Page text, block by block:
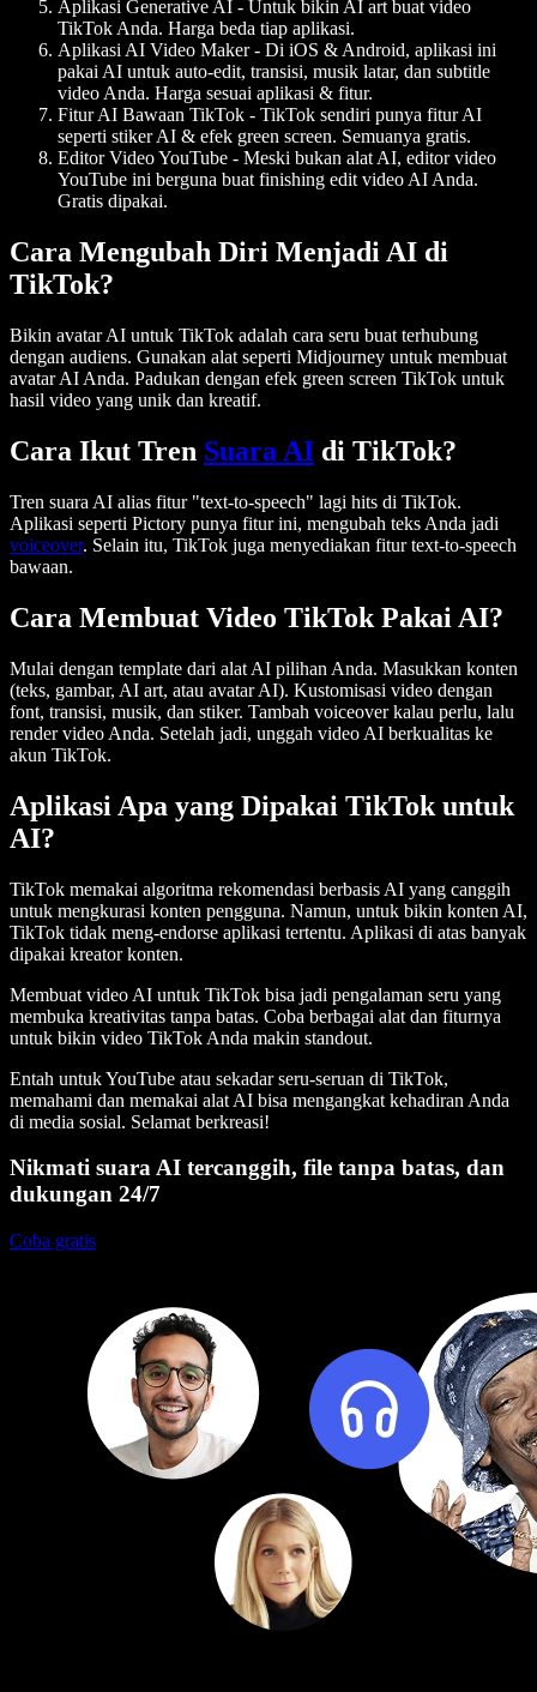
Aplikasi Generative AI - Untuk bikin AI art buat video
TikTok Anda. Harga beda tiap aplikasi.
Aplikasi AI Video Maker- Di iOS & Android, aplikasi ini
pakai AI untuk auto-edit, transisi, musik latar, dan subtitle
video Anda. Harga sesuai aplikasi & fitur.
Fitur AI Bawaan TikTok - TikTok sendiri punya fitur AI
seperti stiker AI & efek green screen. Semuanya gratis.
Editor Video YouTube - Meski bukan alat AI, editor video
YouTube ini berguna buat finishing edit video AI Anda.
Gratis dipakai.
Cara Mengubah Diri Menjadi AI di
TikTok?
Bikin avatar AI untuk TikTok adalah cara seru buat terhubung
dengan audiens. Gunakan alat seperti Midjourney untuk membuat
avatar AI Anda. Padukan dengan efek green screen TikTok untuk
hasil video yang unik dan kreatif.
Cara Ikut Tren Suara AI di TikTok?
Tren suara AI alias fitur "text-to-speech" lagi hits di TikTok.
Aplikasi seperti Pictory punya fitur ini, mengubah teks Anda jadi
voiceover. Selain itu, TikTok juga menyediakan fitur text-to-speech
bawaan.
Cara Membuat Video TikTok Pakai AI?
Mulai dengan template dari alat AI pilihan Anda. Masukkan konten
(teks, gambar, AI art, atau avatar AI). Kustomisasi video dengan
font, transisi, musik, dan stiker. Tambah voiceover kalau perlu, lalu
render video Anda. Setelah jadi, unggah video AI berkualitas ke
akun TikTok.
Aplikasi Apa yang Dipakai TikTok untuk
AI?
TikTok memakai algoritma rekomendasi berbasis AI yang canggih
untuk mengkurasi konten pengguna. Namun, untuk bikin konten AI,
TikTok tidak meng-endorse aplikasi tertentu. Aplikasi di atas banyak
dipakai kreator konten.
Membuat video AI untuk TikTok bisa jadi pengalaman seru yang
membuka kreativitas tanpa batas. Coba berbagai alat dan fiturnya
untuk bikin video TikTok Anda makin standout.
Entah untuk YouTube atau sekadar seru-seruan di TikTok,
memahami dan memakai alat AI bisa mengangkat kehadiran Anda
di media sosial. Selamat berkreasi!
Nikmati suara AI tercanggih, file tanpa batas, dan
dukungan 24/7
Coba gratis